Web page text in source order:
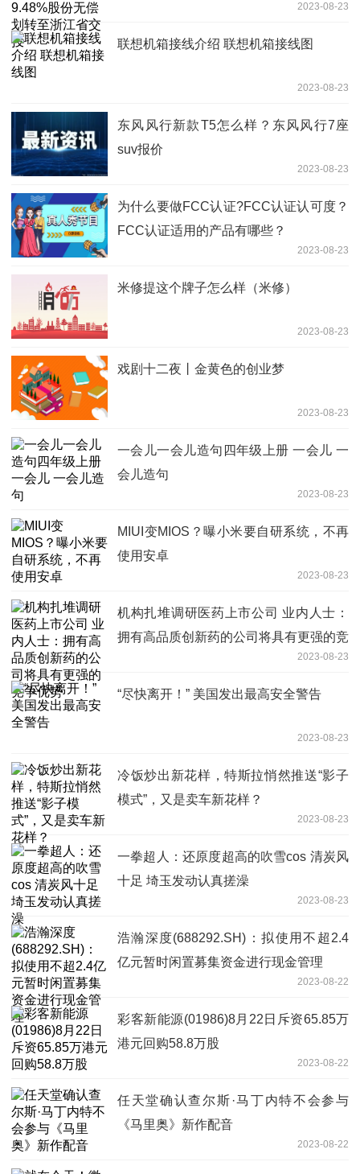
2023-08-23
联想机箱接线介绍 联想机箱接线图
2023-08-23
东风风行新款T5怎么样？东风风行7座
suv报价
2023-08-23
为什么要做FCC认证?FCC认证认可度？
FCC认证适用的产品有哪些？
2023-08-23
米修提这个牌子怎么样（米修）
2023-08-23
戏剧十二夜丨金黄色的创业梦
2023-08-23
一会儿一会儿造句四年级上册 一会儿 一
会儿造句
2023-08-23
MIUI变MIOS？曝小米要自研系统，不再
使用安卓
2023-08-23
机构扎堆调研医药上市公司 业内人士：
拥有高品质创新药的公司将具有更强的竞
2023-08-23
“尽快离开！” 美国发出最高安全警告
2023-08-23
冷饭炒出新花样，特斯拉悄然推送“影子
模式”，又是卖车新花样？
2023-08-23
一拳超人：还原度超高的吹雪cos 清炭风
十足 埼玉发动认真搓澡
2023-08-23
浩瀚深度(688292.SH)：拟使用不超2.4
亿元暂时闲置募集资金进行现金管理
2023-08-22
彩客新能源(01986)8月22日斥资65.85万
港元回购58.8万股
2023-08-22
任天堂确认查尔斯·马丁内特不会参与
《马里奥》新作配音
2023-08-22